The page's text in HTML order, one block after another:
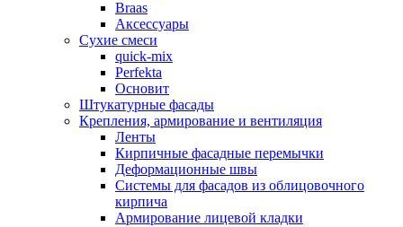
Braas
Аксессуары
Сухие смеси
quick-mix
Perfekta
Основит
Штукатурные фасады
Крепления, армирование и вентиляция
Ленты
Кирпичные фасадные перемычки
Деформационные швы
Системы для фасадов из облицовочного
кирпича
Армирование лицевой кладки